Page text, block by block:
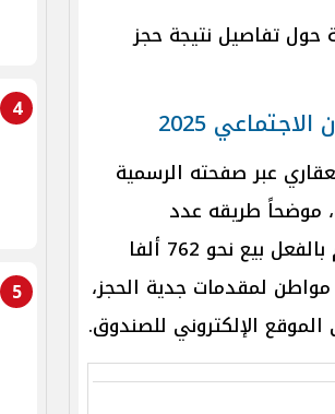
حول تفاصيل نتيجة حجز
2025
عبر صفحته الرسمية
موضحاً طريقه عدد
5، حيث تم بالفعل بيع نحو 762 ألفا
شروط، وذلك إضافة إلى سداد 589 ألف مواطن لمقدمات جدية الحجز،
4
5